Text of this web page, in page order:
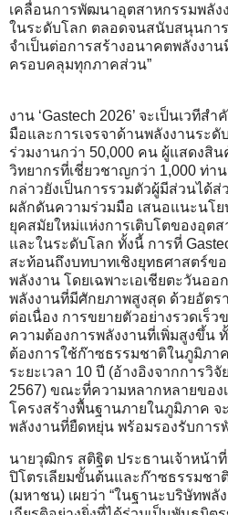
เคลื่อนการพัฒนาอุตสาหกรรมพลัง
ในระดับโลก ตลอดจนสนับสนุนกา
จำเป็นต่อการสร้างอนาคตพลังงาน
ครอบคลุมทุกภาคส่วน”
งาน ‘Gastech 2026’ จะเป็นเวทีส
มือและการเจรจาด้านพลังงานระ
ร่วมงานกว่า 50,000 คน ผู้แสดงสิน
วิทยากรที่เชี่ยวชาญกว่า 1,000 ท่า
กล่าวยังเป็นการรวมตัวผู้มีส่วนได้ส่
ผลักดันความร่วมมือ เสนอแนะนโ
ยุคสมัยใหม่แห่งการเติบโตของอุตส
และในระดับโลก ทั้งนี้ การที่
สะท้อนถึงบทบาทเชิงยุทธศาสตร์ข
พลังงาน โดยเฉพาะเอเชียตะวันออ
พลังงานที่มีศักยภาพสูงสุด ด้วยอัตร
ต่อเนื่อง การขยายตัวอย่างรวดเร็
ความต้องการพลังงานที่เพิ่มสูงขึ้น
ต้องการใช้ก๊าซธรรมชาติในภูมิภา
ระยะเวลา 10 ปี (อ้างอิงจากการวิ
2567) ขณะที่ความหลากหลายของ
โครงสร้างพื้นฐานภายในภูมิภาค จ
พลังงานที่ยืดหยุ่น พร้อมรองรับกา
นายวุฒิกร สติฐิต ประธานเจ้าหน้า
ปิโตรเลียมขั้นต้นและก๊าซธรรมชา
(มหาชน) เผยว่า “ในฐานะบริษัทพ